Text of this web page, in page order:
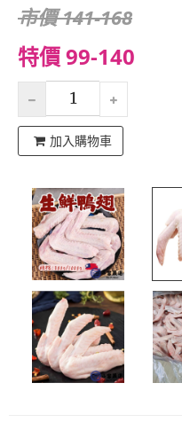
市價 141-168
特價 99-140
加入購物車